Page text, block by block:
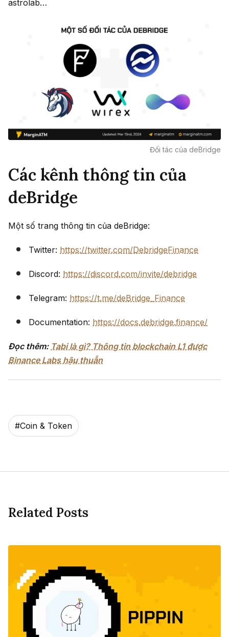
astrolab…
Đối tác của deBridge
Các kênh thông tin của
deBridge
Một số trang thông tin của deBridge:
Twitter: https://twitter.com/DebridgeFinance
Discord: https://discord.com/invite/debridge
Telegram: https://t.me/deBridge_Finance
Documentation: https://docs.debridge.finance/
Đọc thêm: Tabi là gì? Thông tin blockchain L1 được
Binance Labs hậu thuẫn
#Coin & Token
Related Posts